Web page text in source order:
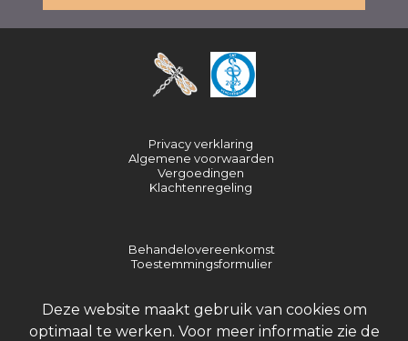
Privacy verklaring
Algemene voorwaarden
Vergoedingen
Klachtenregeling
Behandelovereenkomst
Toestemmingsformulier
Deze website maakt gebruik van cookies om
optimaal te werken. Voor meer informatie zie de